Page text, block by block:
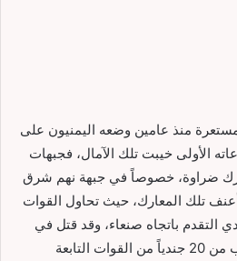
منذ عامين وضعه اليمنيون على
الأولى خيبت تلك الآمال، فجبهات
ضراوة، خصوصاً في جبهة نهم شرق
تلك المعارك، حيث تحاول القوات
التقدم باتجاه صنعاء، وقد قتل في
آخر محاولات الزحف ما يقرب من 20 جندياً من القوات التابعة